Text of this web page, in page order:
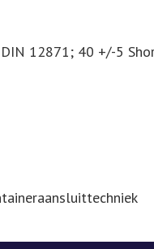
12871; 40 +/-5